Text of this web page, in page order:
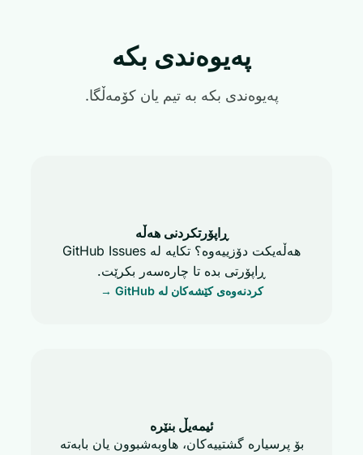
پەیوەندی بکە
پەیوەندی بکە بە تیم یان کۆمەڵگا.
ڕاپۆرتکردنی هەڵە
هەڵەیکت دۆزییەوە؟ تکایە لە GitHub Issues
ڕاپۆرتی بدە تا چارەسەر بکرێت.
کردنەوەی کێشەکان لە GitHub →
ئیمەیڵ بنێرە
بۆ پرسیارە گشتییەکان، هاوبەشبوون یان بابەتە